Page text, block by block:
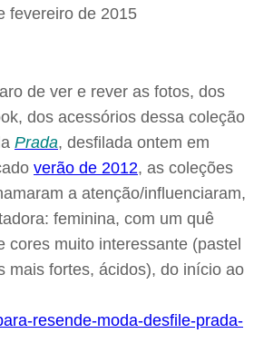
fevereiro de 2015
de ver e rever as fotos, dos
dos acessórios dessa coleção
Prada, desfilada ontem em
verão de 2012, as coleções
a atenção/influenciaram,
feminina, com um quê
cores muito interessante (pastel
mais fortes, ácidos), do início ao